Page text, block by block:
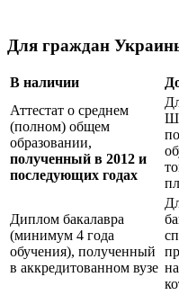
Для граждан
В наличии
Аттестат о среднем
(полном) общем
образовании,
полученный в 2012 и
последующих годах
Диплом бакалавра
(минимум 4 года
обучения), полученный
в аккредитованном вузе